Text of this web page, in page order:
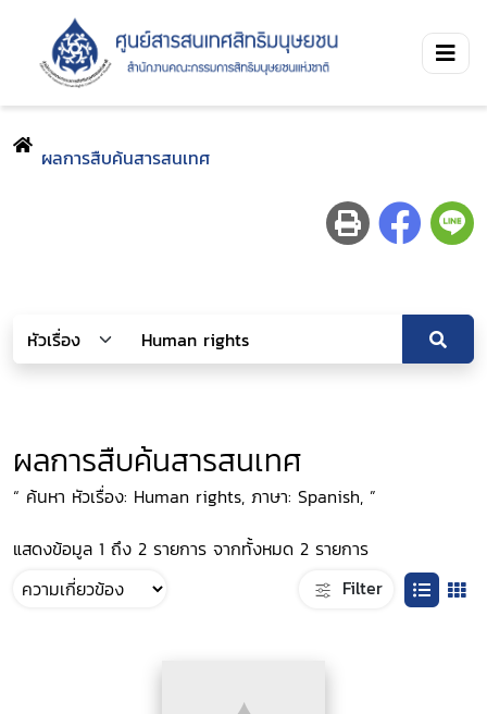
ผลการสืบค้นสารสนเทศ
ผลการสืบค้นสารสนเทศ
“ ค้นหา หัวเรื่อง: Human rights, ภาษา: Spanish, ”
แสดงข้อมูล 1 ถึง 2 รายการ จากทั้งหมด 2 รายการ
Filter